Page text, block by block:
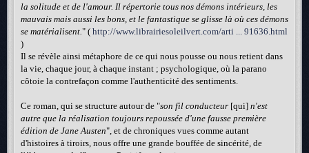
la solitude et de l'amour. Il répertorie tous nos démons intérieurs, les
mauvais mais aussi les bons, et le fantastique se glisse là où ces démons
se matérialisent." ( http://www.librairiesoleilvert.com/arti ... 91636.html
)
Il se révèle ainsi métaphore de ce qui nous pousse ou nous retient dans
la vie, chaque jour, à chaque instant ; psychologique, où la parano
côtoie la contrefaçon comme l'authenticité des sentiments.
Ce roman, qui se structure autour de "son fil conducteur [qui] n'est
autre que la réalisation toujours repoussée d'une fausse première
édition de Jane Austen", et de chroniques vues comme autant
d'histoires à tiroirs, nous offre une grande bouffée de sincérité, de